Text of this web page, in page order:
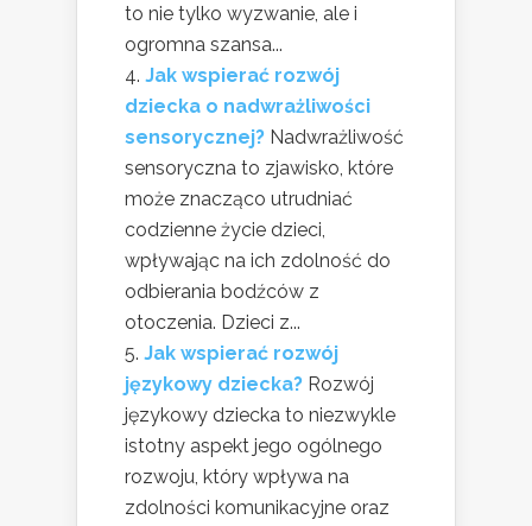
to nie tylko wyzwanie, ale i
ogromna szansa...
Jak wspierać rozwój
dziecka o nadwrażliwości
sensorycznej? Nadwrażliwość
sensoryczna to zjawisko, które
może znacząco utrudniać
codzienne życie dzieci,
wpływając na ich zdolność do
odbierania bodźców z
otoczenia. Dzieci z...
Jak wspierać rozwój
językowy dziecka? Rozwój
językowy dziecka to niezwykle
istotny aspekt jego ogólnego
rozwoju, który wpływa na
zdolności komunikacyjne oraz